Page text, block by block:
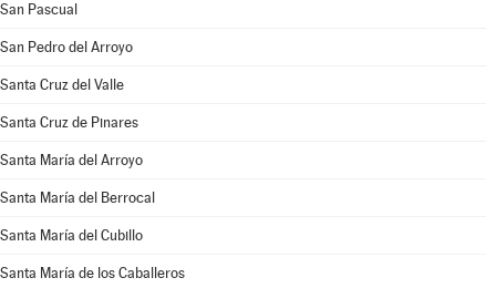
San Pascual
San Pedro del Arroyo
Santa Cruz del Valle
Santa Cruz de Pinares
Santa María del Arroyo
Santa María del Berrocal
Santa María del Cubillo
Santa María de los Caballeros